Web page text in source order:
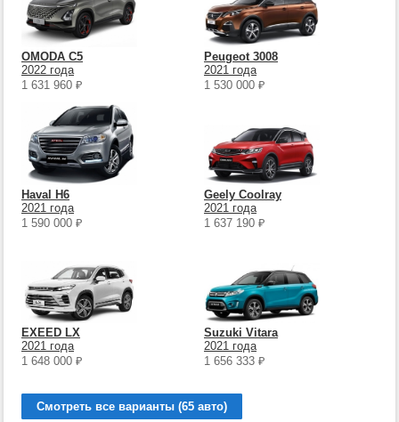
OMODA C5
2022 года
1 631 960 ₽
Peugeot 3008
2021 года
1 530 000 ₽
Haval H6
2021 года
1 590 000 ₽
Geely Coolray
2021 года
1 637 190 ₽
EXEED LX
2021 года
1 648 000 ₽
Suzuki Vitara
2021 года
1 656 333 ₽
Смотреть все варианты (65 авто)